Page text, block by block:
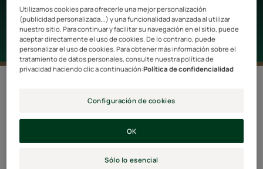
Utilizamos cookies para ofrecerle una mejor personalización
(publicidad personalizada...) y una funcionalidad avanzada al utilizar
nuestro sitio. Para continuar y facilitar su navegación en el sitio, puede
aceptar directamente el uso de cookies. De lo contrario, puede
personalizar el uso de cookies. Para obtener más información sobre el
tratamiento de datos personales, consulte nuestra política de
privacidad haciendo clic a continuación:Política de confidencialidad
Configuración de cookies
Sólo lo esencial
OK